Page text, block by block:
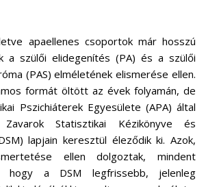
apaellenes csoportok már hosszú
a szülői elidegenítés (PA) és a szülői
(PAS) elméletének elismerése ellen.
formát öltött az évek folyamán, de
Pszichiáterek Egyesülete (APA) által
Statisztikai Kézikönyve és
lapjain keresztül éleződik ki. Azok,
ellen dolgoztak, mindent
hogy a DSM legfrissebb, jelenleg